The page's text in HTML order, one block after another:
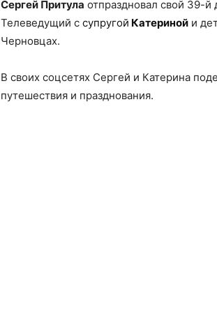
Сергей Притула отпраздновал свой 39-й
Телеведущий с супругой Катериной и
Черновцах.
В своих соцсетях Сергей и Катерина
путешествия и празднования.